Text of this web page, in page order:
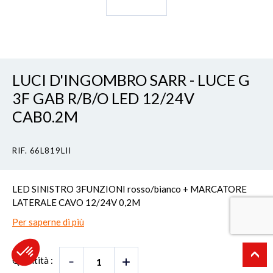
LUCI D'INGOMBRO SARR - LUCE G
3F GAB R/B/O LED 12/24V
CAB0.2M
RIF. 66L819LII
LED SINISTRO 3FUNZIONI rosso/bianco + MARCATORE
LATERALE CAVO 12/24V 0,2M
Per saperne di più
Quantità :